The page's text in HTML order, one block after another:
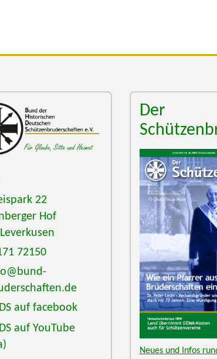
22
Hof
Leverkusen
72150
auf facebook
auf YouTube
Der
Neues und Infos